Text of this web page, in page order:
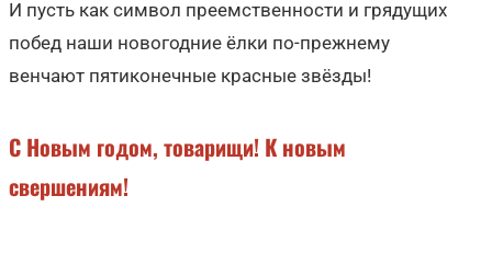
И пусть как символ преемственности и грядущих
побед наши новогодние ёлки по-прежнему
венчают пятиконечные красные звёзды!
С Новым годом, товарищи! К новым
свершениям!